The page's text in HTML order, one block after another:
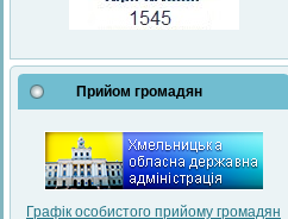
Прийом громадян
Графік особистого прийому громадян